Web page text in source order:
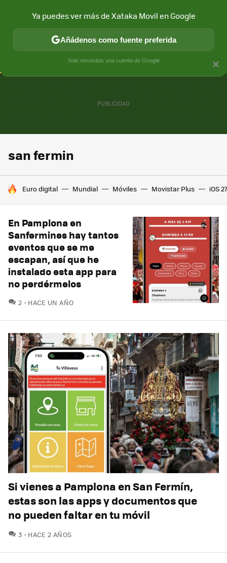
CONECTIVIDAD MÓVIL Y SOCIEDAD APLICACIONES
san fermin
HOY SE HABLA DE
Euro digital Mundial Móviles Movistar Plus iOS 27
En Pamplona en
Sanfermines hay tantos
eventos que se me
escapan, así que he
instalado esta app para
no perdérmelos
2 COMENTARIOS
HACE UN AÑO
Si vienes a Pamplona en San Fermín,
estas son las apps y documentos que
no pueden faltar en tu móvil
3 COMENTARIOS
HACE 2 AÑOS
×
Ya puedes ver más de Xataka Movil en Google
Añádenos como fuente preferida
Solo necesitas una cuenta de Google